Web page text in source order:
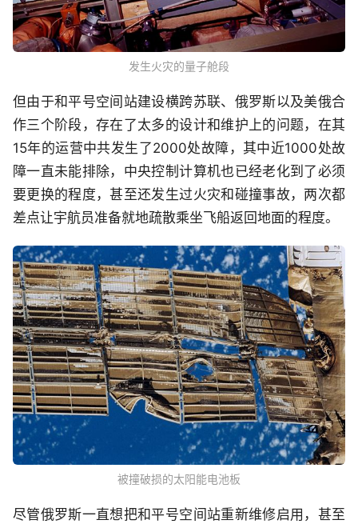
发生火灾的量子舱段
但由于和平号空间站建设横跨苏联、俄罗斯以及美俄合
作三个阶段，存在了太多的设计和维护上的问题，在其
15年的运营中共发生了2000处故障，其中近1000处故
障一直未能排除，中央控制计算机也已经老化到了必须
要更换的程度，甚至还发生过火灾和碰撞事故，两次都
差点让宇航员准备就地疏散乘坐飞船返回地面的程度。
被撞破损的太阳能电池板
尽管俄罗斯一直想把和平号空间站重新维修启用，甚至